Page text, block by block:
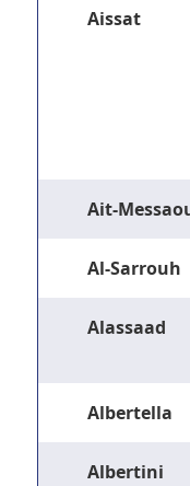
Aissat
Ait-
Al-Sarrouh
Alassaad
Albertella
Albertini